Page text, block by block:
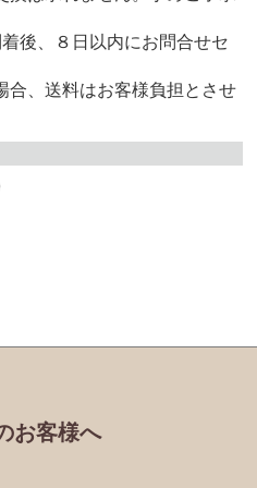
後、８日以内にお問合せセ
合、送料はお客様負担とさせ
お客様へ